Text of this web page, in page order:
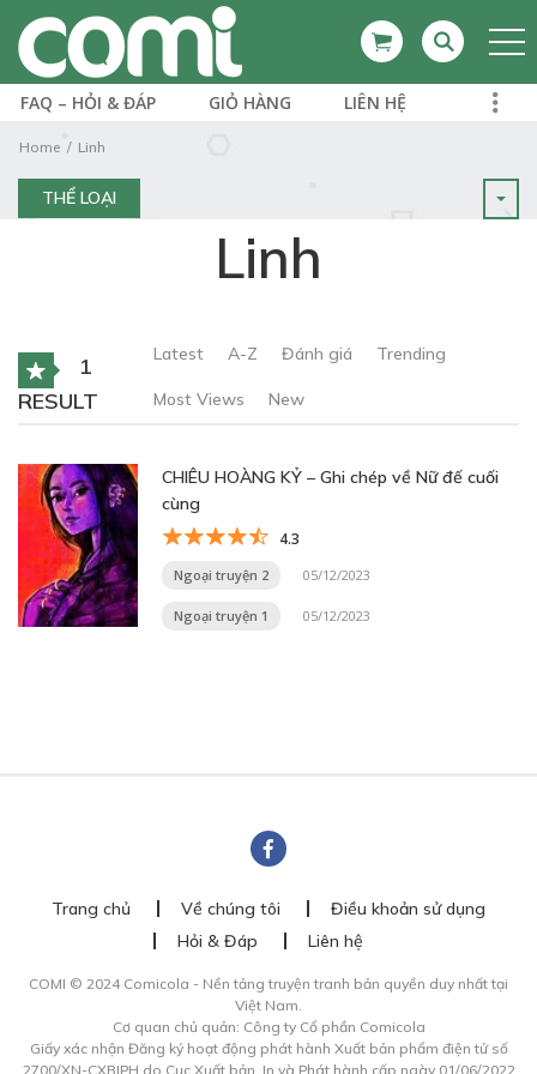
FAQ – HỎI & ĐÁP GIỎ HÀNG LIÊN HỆ
Home Linh
THỂ LOẠI
Linh
1
RESULT
Latest A-Z Đánh giá Trending
Most Views New
CHIÊU HOÀNG KỶ – Ghi chép về Nữ đế cuối
cùng
4.3
Ngoại truyện 2 05/12/2023
Ngoại truyện 1 05/12/2023
Trang chủ Về chúng tôi
Điều khoản sử dụng
Hỏi & Đáp
Liên hệ
COMI © 2024 Comicola - Nền tảng truyện tranh bản quyền duy nhất tại
Việt Nam.
Cơ quan chủ quản: Công ty Cổ phần Comicola
Giấy xác nhận Đăng ký hoạt động phát hành Xuất bản phẩm điện tử số
2700/XN-CXBIPH do Cục Xuất bản, In và Phát hành cấp ngày 01/06/2022